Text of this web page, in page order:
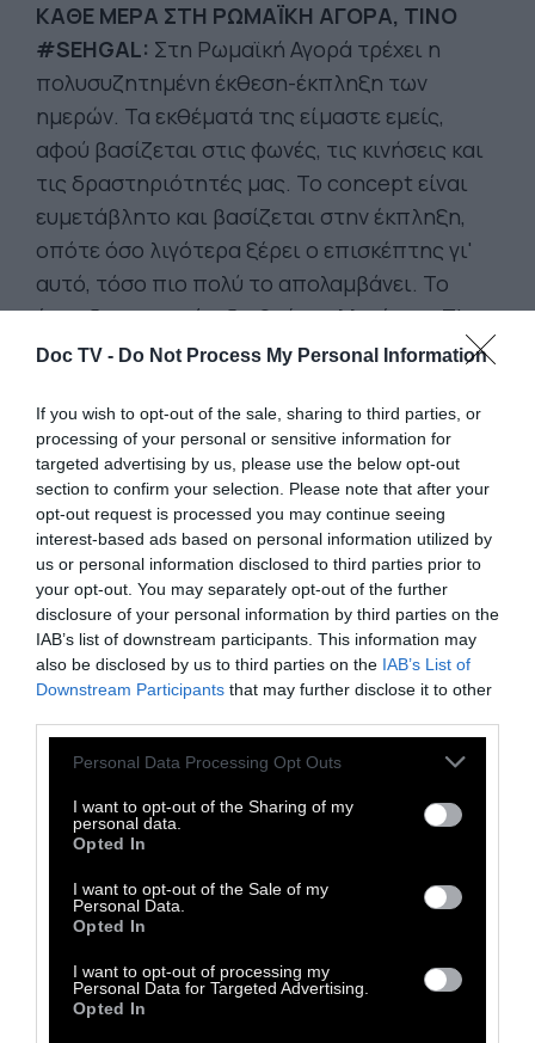
Doc TV - Do Not Process My Personal Information
If you wish to opt-out of the sale, sharing to third parties, or
processing of your personal or sensitive information for
targeted advertising by us, please use the below opt-out
section to confirm your selection. Please note that after your
opt-out request is processed you may continue seeing
interest-based ads based on personal information utilized by
us or personal information disclosed to third parties prior to
your opt-out. You may separately opt-out of the further
disclosure of your personal information by third parties on the
IAB’s list of downstream participants. This information may
also be disclosed by us to third parties on the IAB’s List of
Downstream Participants that may further disclose it to other
Personal Data Processing Opt Outs
I want to opt-out of the Sharing of my
personal data.
Opted In
I want to opt-out of the Sale of my
Personal Data.
Opted In
I want to opt-out of processing my
Personal Data for Targeted Advertising.
Opted In
ΚΑΘΕ ΜΕΡΑ ΣΤΗ ΡΩΜΑΪΚΗ ΑΓΟΡΑ, ΤINO
#SEHGAL: Στη Ρωμαϊκή Αγορά τρέχει η
πολυσυζητημένη έκθεση-έκπληξη των
ημερών. Τα εκθέματά της είμαστε εμείς,
αφού βασίζεται στις φωνές, τις κινήσεις και
τις δραστηριότητές μας. Το concept είναι
ευμετάβλητο και βασίζεται στην έκπληξη,
οπότε όσο λιγότερα ξέρει ο επισκέπτης γι'
αυτό, τόσο πιο πολύ το απολαμβάνει. Το
έργο δημιουργεί ο διεθνής καλλιτέχνης Τino
Sehgal, για την έκθεση του καλλιτεχνικού
στη Ρωμαϊκή Αγορά, καθημερινά 8:00-20:00
και 16:00-22:00, Μάρκου Αυρηλίου 5, Αθήνα